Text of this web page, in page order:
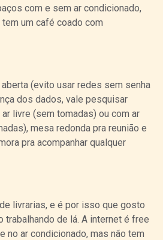
com e sem ar condicionado,
um café coado com
(evito usar redes sem senha
dos dados, vale pesquisar
livre (sem tomadas) ou com ar
mesa redonda pra reunião e
pra acompanhar qualquer
livrarias, e é por isso que gosto
trabalhando de lá. A internet é free
no ar condicionado, mas não tem